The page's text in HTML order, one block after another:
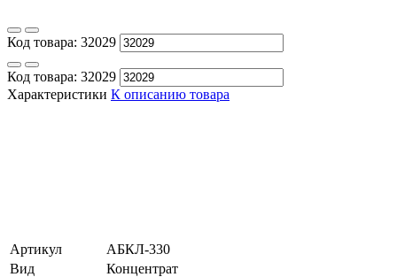
Код товара: 32029
Код товара: 32029
Характеристики К описанию товара
Артикул
АБКЛ-330
Вид
Концентрат